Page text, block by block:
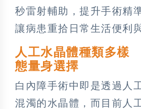
秒雷射輔助，提升手術精
讓病患重拾日常生活便利
人工水晶體種類多樣
態量身選擇
白內障手術中即是透過人
混濁的水晶體，而目前人